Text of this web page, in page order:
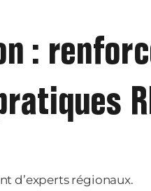
:
d’experts régionaux.